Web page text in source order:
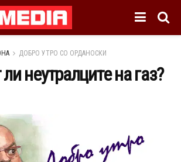
ДОБРО УТРО СО ОРДАНОСКИ
неутралците на газ?